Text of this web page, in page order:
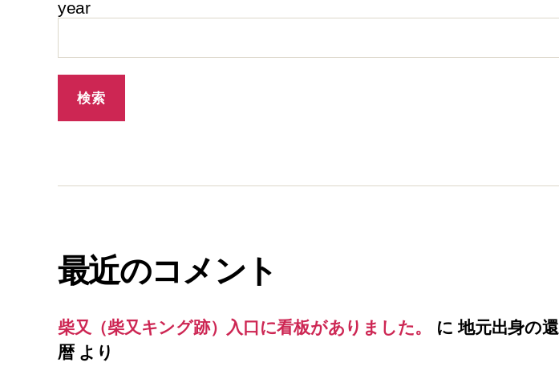
year
最近のコメント
柴又（柴又キング跡）入口に看板がありました。 に地元出身の還
暦より